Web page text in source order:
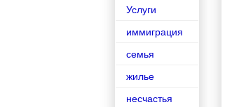
Услуги
иммиграция
семья
жилье
несчастья